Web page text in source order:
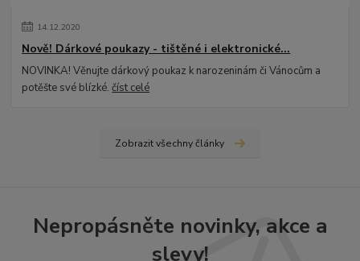
14.12.2020
Nově! Dárkové poukazy - tištěné i elektronické...
NOVINKA! Věnujte dárkový poukaz k narozeninám či Vánocům a
potěšte své blízké.číst celé
Zobrazit všechny články
Nepropásněte novinky, akce a
slevy!